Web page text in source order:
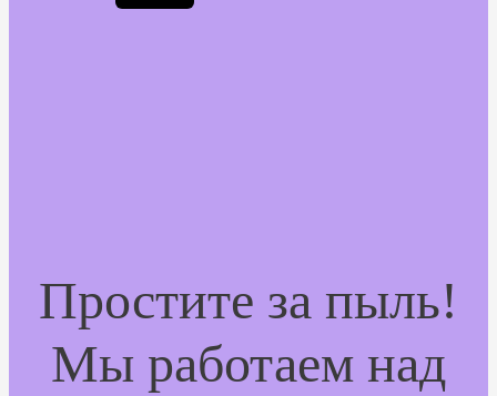
Простите за пыль!
Мы работаем над